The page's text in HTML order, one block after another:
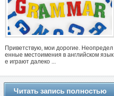
Приветствую, мои дорогие. Неопредел
енные местоимения в английском язык
е играют далеко ...
Читать запись полностью